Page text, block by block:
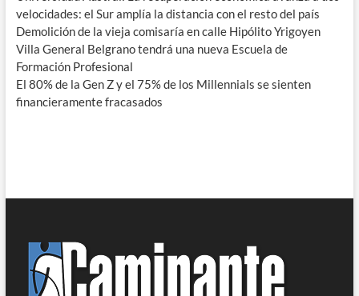
velocidades: el Sur amplía la distancia con el resto del país
Demolición de la vieja comisaría en calle Hipólito Yrigoyen
Villa General Belgrano tendrá una nueva Escuela de
Formación Profesional
El 80% de la Gen Z y el 75% de los Millennials se sienten
financieramente fracasados